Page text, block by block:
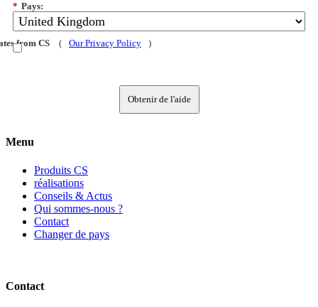
* Pays:
from CS ( Our Privacy Policy )
Obtenir de l'aide
Menu
Produits CS
réalisations
Conseils & Actus
Qui sommes-nous ?
Contact
Changer de pays
Contact